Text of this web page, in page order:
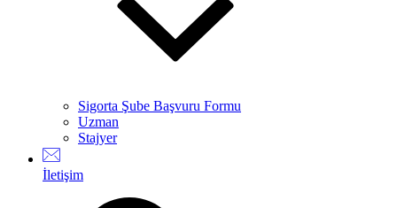
Sigorta Şube Başvuru Formu
Uzman
Stajyer
İletişim